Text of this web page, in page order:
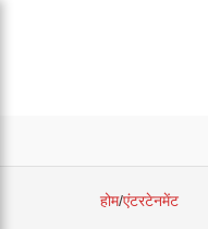
होम/एंटरटेनमेंट